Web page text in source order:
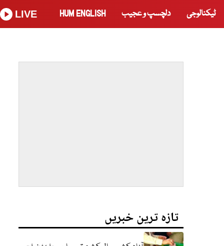
ٹیکنالوجی دلچسپ و عجیب HUM ENGLISH
LIVE
تازہ ترین خبریں